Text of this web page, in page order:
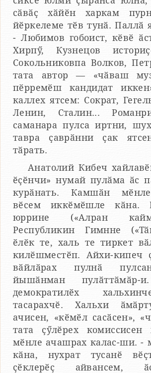
сӑвӑҫ хӑйӗн харкам
йӗркелеме тӗв тунӑ. Паллӑ
- Любимов гобоист, кӗвӗ
Хирпӳ, Кузнецов
Сокольниковпа Волков,
тата автор — «чӑваш
пӗрремӗш кандидат
каллех ятсем: Сократ,
Ленин, Сталин...
саманара пулса иртни,
тавра ҫаврӑнни ҫак
тӑрать.
Анатолий Кибеч
ӗҫӗнчи» нумай пулӑма ӑс
курӑнать. Камшӑн
вӗсем иккӗмӗшле кӑна.
юррине («Алран
Республикин Гимнне
ӗлӗк те, халь те тиркет
килӗшместӗп. Айхи-кипеч
вӑйлӑрах пулнӑ
йышӑнман
демократилӗх
тасарахчӗ. Хальхи
ачисен, «кӗмӗл сасӑсен»,
тата ҫӳлӗрех
мӗнле ачашрах калас-ши. -
кӑна, нухрат тусанӗ
ҫӗклерӗҫ айвансем,